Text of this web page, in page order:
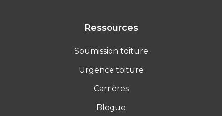
Ressources
Soumission toiture
Urgence toiture
Carrières
Blogue